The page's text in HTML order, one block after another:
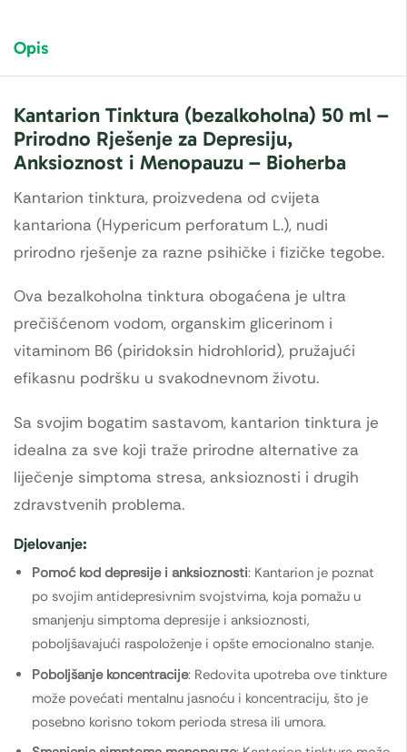
Opis
Kantarion Tinktura (bezalkoholna) 50 ml –
Prirodno Rješenje za Depresiju,
Anksioznost i Menopauzu – Bioherba
Kantarion tinktura, proizvedena od cvijeta
kantariona (Hypericum perforatum L.), nudi
prirodno rješenje za razne psihičke i fizičke tegobe.
Ova bezalkoholna tinktura obogaćena je ultra
prečišćenom vodom, organskim glicerinom i
vitaminom B6 (piridoksin hidrohlorid), pružajući
efikasnu podršku u svakodnevnom životu.
Sa svojim bogatim sastavom, kantarion tinktura je
idealna za sve koji traže prirodne alternative za
liječenje simptoma stresa, anksioznosti i drugih
zdravstvenih problema.
Djelovanje:
Pomoć kod depresije i anksioznosti: Kantarion je poznat
po svojim antidepresivnim svojstvima, koja pomažu u
smanjenju simptoma depresije i anksioznosti,
poboljšavajući raspoloženje i opšte emocionalno stanje.
Poboljšanje koncentracije: Redovita upotreba ove tinkture
može povećati mentalnu jasnoću i koncentraciju, što je
posebno korisno tokom perioda stresa ili umora.